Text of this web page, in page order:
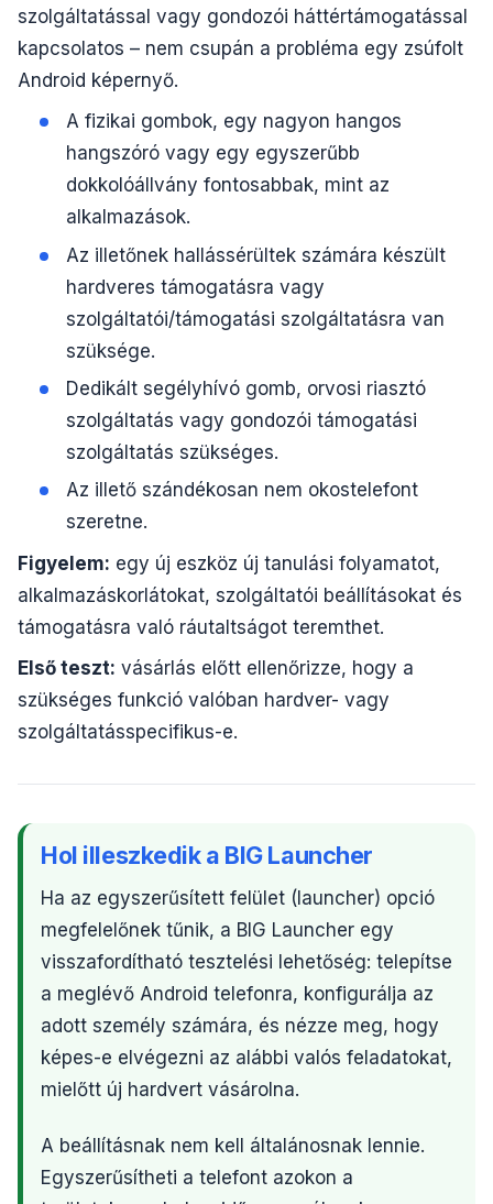
szolgáltatással vagy gondozói háttértámogatással
kapcsolatos – nem csupán a probléma egy zsúfolt
Android képernyő.
A fizikai gombok, egy nagyon hangos
hangszóró vagy egy egyszerűbb
dokkolóállvány fontosabbak, mint az
alkalmazások.
Az illetőnek hallássérültek számára készült
hardveres támogatásra vagy
szolgáltatói/támogatási szolgáltatásra van
szüksége.
Dedikált segélyhívó gomb, orvosi riasztó
szolgáltatás vagy gondozói támogatási
szolgáltatás szükséges.
Az illető szándékosan nem okostelefont
szeretne.
Figyelem: egy új eszköz új tanulási folyamatot,
alkalmazáskorlátokat, szolgáltatói beállításokat és
támogatásra való ráutaltságot teremthet.
Első teszt: vásárlás előtt ellenőrizze, hogy a
szükséges funkció valóban hardver- vagy
szolgáltatásspecifikus-e.
Hol illeszkedik a BIG Launcher
Ha az egyszerűsített felület (launcher) opció
megfelelőnek tűnik, a BIG Launcher egy
visszafordítható tesztelési lehetőség: telepítse
a meglévő Android telefonra, konfigurálja az
adott személy számára, és nézze meg, hogy
képes-e elvégezni az alábbi valós feladatokat,
mielőtt új hardvert vásárolna.
A beállításnak nem kell általánosnak lennie.
Egyszerűsítheti a telefont azokon a